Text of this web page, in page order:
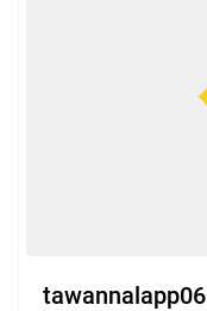
tawannalapp06